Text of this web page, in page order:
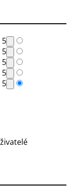
5
5
5
5
5